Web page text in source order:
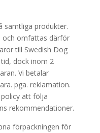
samtliga produkter.
och omfattas därför
till Swedish Dog
dock inom 2
Vi betalar
pga. reklamation.
att följa
rekommendationer.
förpackningen för